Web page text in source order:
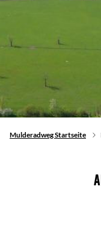
Mulderadweg Startseite